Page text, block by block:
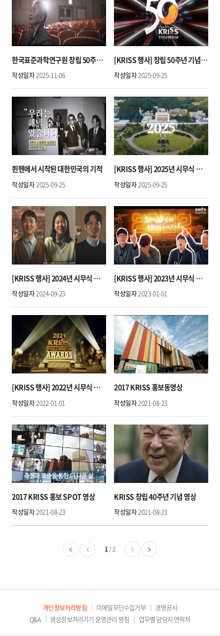
한국표준과학연구원 창립 50주년 기념영상ㅣ세상의 기준을 만드는 사람들(본행사용)
작성일자2025-11-06
[KRISS 행사] 창립 50주년 기념 엠블럼·슬로건 선포식
작성일자2025-09-25
뮌헨에서 시작된 대한민국의 기적
작성일자2025-09-25
[KRISS 행사] 2025년 시무식 기념영상｜2024년 주요 연구성과·경영성과
작성일자2025-09-25
[KRISS 행사] 2024년 시무식 기념영상｜2023년 KRISS의 발자취
작성일자2024-09-23
[KRISS 행사] 2023년 시무식 기념영상｜꼬리에 꼬리를 무는 KRISS 이야기
작성일자2023-01-01
[KRISS 행사] 2022년 시무식 기념영상 2021 KRISS Awards
작성일자2022-01-01
2017 KRISS 홍보동영상
작성일자2021-08-23
2017 KRISS 홍보 SPOT 영상
작성일자2021-08-23
KRISS 창립 40주년 기념 영상
작성일자2021-08-23
1 2
개인정보처리방침 이메일무단수집거부
경영공시
Q&A
영상정보처리기기 운영관리 방침 업무별 담당자 연락처